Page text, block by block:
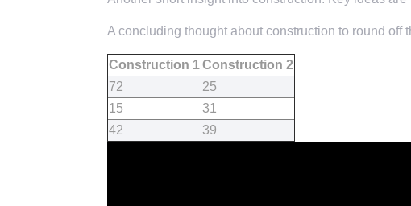
A concluding thought about construction to round off
Construction 1Construction 2
72
25
15
31
42
39